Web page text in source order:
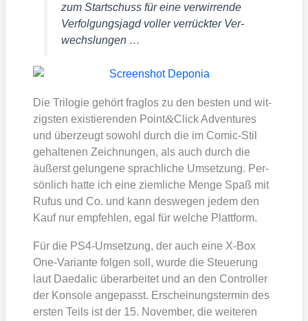
zum Start­schuss für eine ver­wir­ren­de
Ver­fol­gungs­jagd vol­ler ver­rück­ter Ver­
wechs­lun­gen …
Die Tri­lo­gie gehört frag­los zu den bes­ten und wit­
zigs­ten exis­tie­ren­den Point&Click Adven­tures
und über­zeugt sowohl durch die im Comic-Stil
gehal­te­nen Zeich­nun­gen, als auch durch die
äußerst gelun­ge­ne sprach­li­che Umset­zung. Per­
sön­lich hat­te ich eine ziem­li­che Men­ge Spaß mit
Rufus und Co. und kann des­we­gen jedem den
Kauf nur emp­feh­len, egal für wel­che Platt­form.
Für die PS4-Umset­zung, der auch eine X‑Box
One-Vari­an­te fol­gen soll, wur­de die Steue­rung
laut Daeda­lic über­ar­bei­tet und an den Con­trol­ler
der Kon­so­le ange­passt. Erschei­nungs­ter­min des
ers­ten Teils ist der 15. Novem­ber, die wei­te­ren